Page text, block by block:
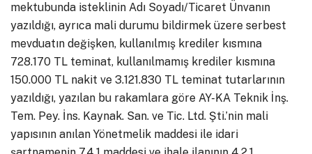
mektubunda isteklinin Adı Soyadı/Ticaret Ünvanın
yazıldığı, ayrıca mali durumu bildirmek üzere serbest
mevduatın değişken, kullanılmış krediler kısmına
728.170 TL teminat, kullanılmamış krediler kısmına
150.000 TL nakit ve 3.121.830 TL teminat tutarlarının
yazıldığı, yazılan bu rakamlara göre AY-KA Teknik İnş.
Tem. Pey. İns. Kaynak. San. ve Tic. Ltd. Şti.’nin mali
yapısının anılan Yönetmelik maddesi ile idari